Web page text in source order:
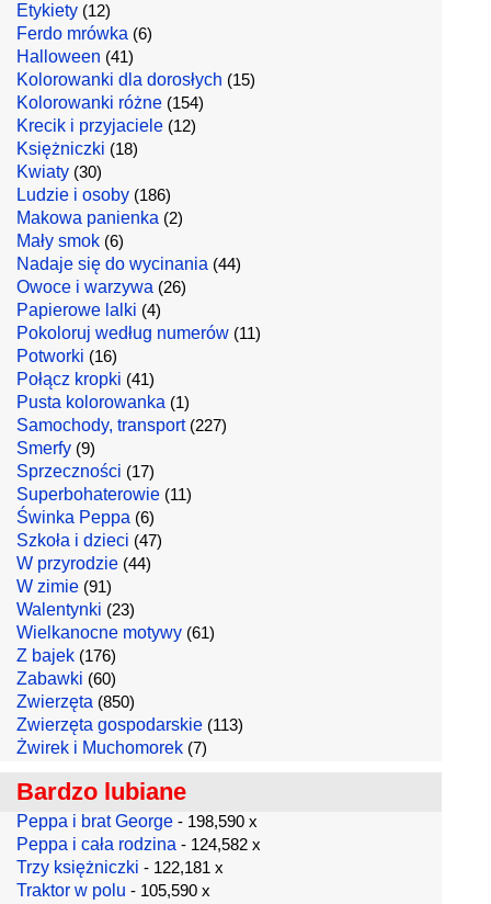
Etykiety (12)
Ferdo mrówka (6)
Halloween (41)
Kolorowanki dla dorosłych (15)
Kolorowanki różne (154)
Krecik i przyjaciele (12)
Księżniczki (18)
Kwiaty (30)
Ludzie i osoby (186)
Makowa panienka (2)
Mały smok (6)
Nadaje się do wycinania (44)
Owoce i warzywa (26)
Papierowe lalki (4)
Pokoloruj według numerów (11)
Potworki (16)
Połącz kropki (41)
Pusta kolorowanka (1)
Samochody, transport(227)
Smerfy (9)
Sprzeczności (17)
Superbohaterowie (11)
Świnka Peppa (6)
Szkoła i dzieci (47)
W przyrodzie (44)
W zimie (91)
Walentynki (23)
Wielkanocne motywy (61)
Z bajek (176)
Zabawki (60)
Zwierzęta (850)
Zwierzęta gospodarskie (113)
Żwirek i Muchomorek (7)
Bardzo lubiane
Peppa i brat George - 198,590 x
Peppa i cała rodzina - 124,582 x
Trzy księżniczki - 122,181 x
Traktor w polu - 105,590 x